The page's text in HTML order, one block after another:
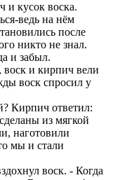
и кусок воска.
ведь на нём
после
никто не знал.
и забыл.
воск и кирпич вели
воск спросил у
Кирпич ответил:
из мягкой
наготовили
мы и стали
воск. - Когда